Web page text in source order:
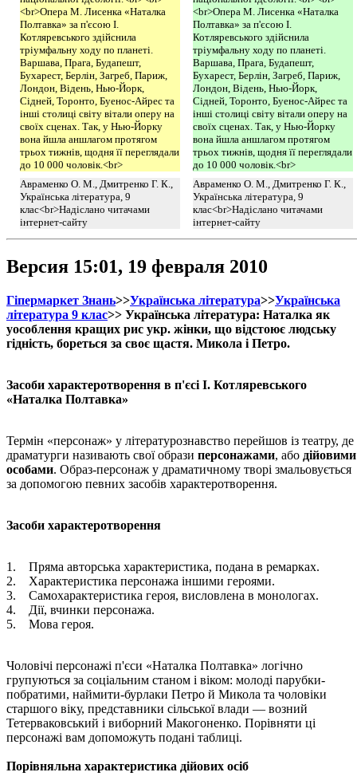
<br>Опера М. Лисенка «Наталка
Полтавка» за п'єсою І.
Котляревського здійснила
тріумфальну ходу по планеті.
Варшава, Прага, Будапешт,
Бухарест, Берлін, Загреб, Париж,
Лондон, Відень, Нью-Йорк,
Сідней, Торонто, Буенос-Айрес та
інші столиці світу вітали оперу на
своїх сценах. Так, у Нью-Йорку
вона йшла аншлагом протягом
трьох тижнів, щодня її переглядали
до 10 000 чоловік.<br>
<br>Опера М. Лисенка «Наталка
Полтавка» за п'єсою І.
Котляревського здійснила
тріумфальну ходу по планеті.
Варшава, Прага, Будапешт,
Бухарест, Берлін, Загреб, Париж,
Лондон, Відень, Нью-Йорк,
Сідней, Торонто, Буенос-Айрес та
інші столиці світу вітали оперу на
своїх сценах. Так, у Нью-Йорку
вона йшла аншлагом протягом
трьох тижнів, щодня її переглядали
до 10 000 чоловік.<br>
Авраменко О. М., Дмитренко Г. К.,
Українська література, 9
клас<br>Надіслано читачами
інтернет-сайту
Авраменко О. М., Дмитренко Г. К.,
Українська література, 9
клас<br>Надіслано читачами
інтернет-сайту
Версия 15:01, 19 февраля 2010
Гіпермаркет Знань>>Українська література>>Українська
література 9 клас>> Українська література: Наталка як
уособлення кращих рис укр. жінки, що відстоює людську
гідність, бореться за своє щастя. Микола і Петро.
Засоби характеротворення в п'єсі І. Котляревського
«Наталка Полтавка»
Термін «персонаж» у літературознавство перейшов із театру, де
драматурги називають свої образи персонажами, або дійовими
особами. Образ-персонаж у драматичному творі змальовується
за допомогою певних засобів характеротворення.
Засоби характеротворення
1. Пряма авторська характеристика, подана в ремарках.
2. Характеристика персонажа іншими героями.
3. Самохарактеристика героя, висловлена в монологах.
4. Дії, вчинки персонажа.
5. Мова героя.
Чоловічі персонажі п'єси «Наталка Полтавка» логічно
групуються за соціальним станом і віком: молоді парубки-
побратими, наймити-бурлаки Петро й Микола та чоловіки
старшого віку, представники сільської влади — возний
Тетерваковський і виборний Макогоненко. Порівняти ці
персонажі вам допоможуть подані таблиці.
Порівняльна характеристика дійових осіб